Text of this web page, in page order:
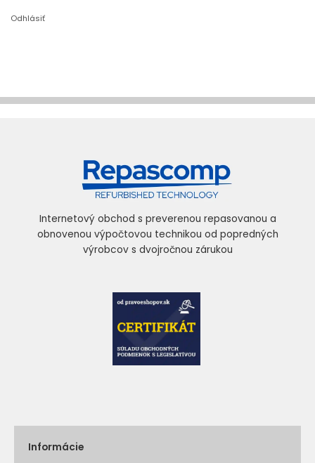
Odhlásiť
Internetový obchod s preverenou repasovanou a
obnovenou výpočtovou technikou od popredných
výrobcov s dvojročnou zárukou
Informácie